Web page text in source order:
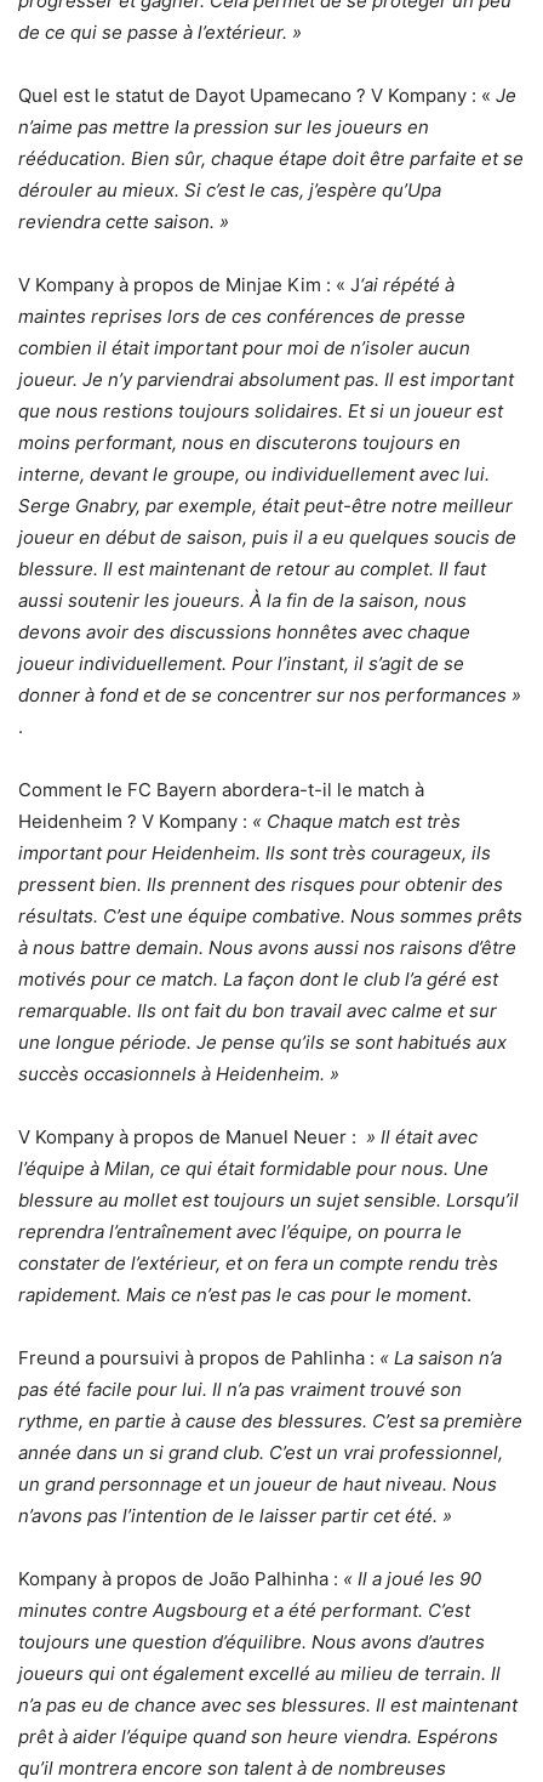
de ce qui se passe à l’extérieur. »
Quel est le statut de Dayot Upamecano ? V Kompany : « Je
n’aime pas mettre la pression sur les joueurs en
rééducation. Bien sûr, chaque étape doit être parfaite et se
dérouler au mieux. Si c’est le cas, j’espère qu’Upa
reviendra cette saison. »
V Kompany à propos de Minjae Kim : « J‘ai répété à
maintes reprises lors de ces conférences de presse
combien il était important pour moi de n’isoler aucun
joueur. Je n’y parviendrai absolument pas. Il est important
que nous restions toujours solidaires. Et si un joueur est
moins performant, nous en discuterons toujours en
interne, devant le groupe, ou individuellement avec lui.
Serge Gnabry, par exemple, était peut-être notre meilleur
joueur en début de saison, puis il a eu quelques soucis de
blessure. Il est maintenant de retour au complet. Il faut
aussi soutenir les joueurs. À la fin de la saison, nous
devons avoir des discussions honnêtes avec chaque
joueur individuellement. Pour l’instant, il s’agit de se
donner à fond et de se concentrer sur nos performances »
.
Comment le FC Bayern abordera-t-il le match à
Heidenheim ? V Kompany : « Chaque match est très
important pour Heidenheim. Ils sont très courageux, ils
pressent bien. Ils prennent des risques pour obtenir des
résultats. C’est une équipe combative. Nous sommes prêts
à nous battre demain. Nous avons aussi nos raisons d’être
motivés pour ce match. La façon dont le club l’a géré est
remarquable. Ils ont fait du bon travail avec calme et sur
une longue période. Je pense qu’ils se sont habitués aux
succès occasionnels à Heidenheim. »
V Kompany à propos de Manuel Neuer : » Il était avec
l’équipe à Milan, ce qui était formidable pour nous. Une
blessure au mollet est toujours un sujet sensible. Lorsqu’il
reprendra l’entraînement avec l’équipe, on pourra le
constater de l’extérieur, et on fera un compte rendu très
rapidement. Mais ce n’est pas le cas pour le moment.
Freund a poursuivi à propos de Pahlinha : « La saison n’a
pas été facile pour lui. Il n’a pas vraiment trouvé son
rythme, en partie à cause des blessures. C’est sa première
année dans un si grand club. C’est un vrai professionnel,
un grand personnage et un joueur de haut niveau. Nous
n’avons pas l’intention de le laisser partir cet été. »
Kompany à propos de João Palhinha : « Il a joué les 90
minutes contre Augsbourg et a été performant. C’est
toujours une question d’équilibre. Nous avons d’autres
joueurs qui ont également excellé au milieu de terrain. Il
n’a pas eu de chance avec ses blessures. Il est maintenant
prêt à aider l’équipe quand son heure viendra. Espérons
qu’il montrera encore son talent à de nombreuses